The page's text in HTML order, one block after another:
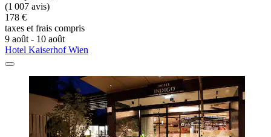
(1 007 avis)
178 €
taxes et frais compris
9 août - 10 août
Hotel Kaiserhof Wien